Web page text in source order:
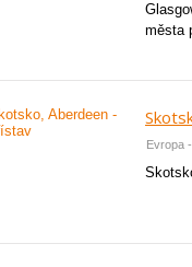
města
Evropa